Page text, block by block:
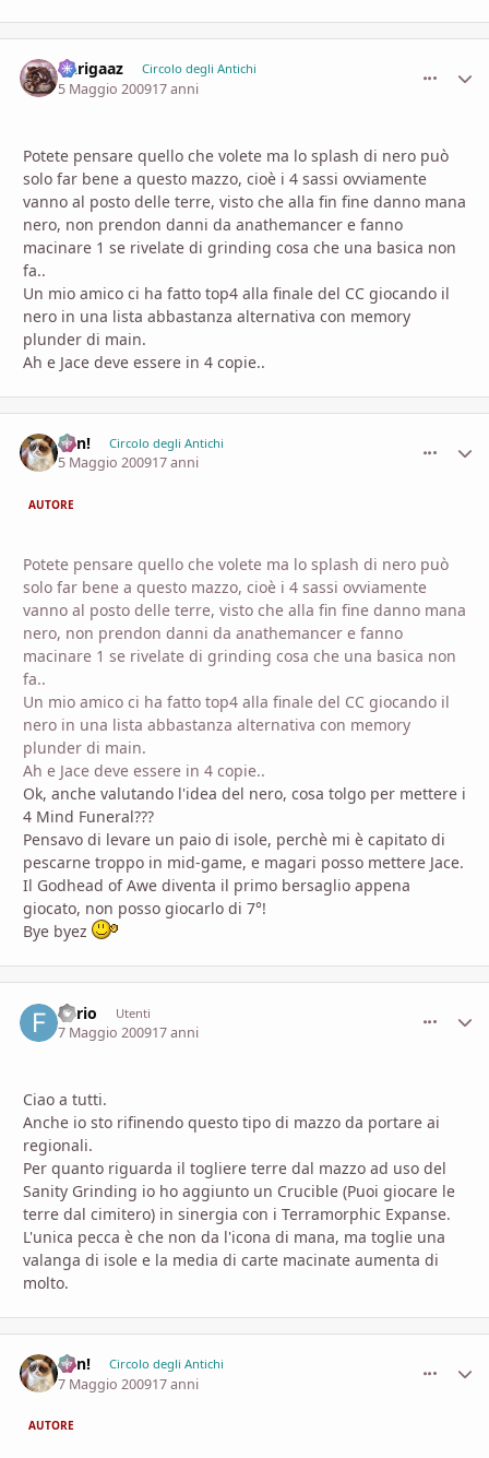
Darigaaz Circolo degli Antichi
5 Maggio 200917 anni
Potete pensare quello che volete ma lo splash di nero può
solo far bene a questo mazzo, cioè i 4 sassi ovviamente
vanno al posto delle terre, visto che alla fin fine danno mana
nero, non prendon danni da anathemancer e fanno
macinare 1 se rivelate di grinding cosa che una basica non
fa..
Un mio amico ci ha fatto top4 alla finale del CC giocando il
nero in una lista abbastanza alternativa con memory
plunder di main.
Ah e Jace deve essere in 4 copie..
Ren! Circolo degli Antichi
5 Maggio 200917 anni
AUTORE
Potete pensare quello che volete ma lo splash di nero può
solo far bene a questo mazzo, cioè i 4 sassi ovviamente
vanno al posto delle terre, visto che alla fin fine danno mana
nero, non prendon danni da anathemancer e fanno
macinare 1 se rivelate di grinding cosa che una basica non
fa..
Un mio amico ci ha fatto top4 alla finale del CC giocando il
nero in una lista abbastanza alternativa con memory
plunder di main.
Ah e Jace deve essere in 4 copie..
Ok, anche valutando l'idea del nero, cosa tolgo per mettere i
4 Mind Funeral???
Pensavo di levare un paio di isole, perchè mi è capitato di
pescarne troppo in mid-game, e magari posso mettere Jace.
Il Godhead of Awe diventa il primo bersaglio appena
giocato, non posso giocarlo di 7°!
Bye byez
Furio Utenti
7 Maggio 200917 anni
Ciao a tutti.
Anche io sto rifinendo questo tipo di mazzo da portare ai
regionali.
Per quanto riguarda il togliere terre dal mazzo ad uso del
Sanity Grinding io ho aggiunto un Crucible (Puoi giocare le
terre dal cimitero) in sinergia con i Terramorphic Expanse.
L'unica pecca è che non da l'icona di mana, ma toglie una
valanga di isole e la media di carte macinate aumenta di
molto.
Ren! Circolo degli Antichi
7 Maggio 200917 anni
AUTORE